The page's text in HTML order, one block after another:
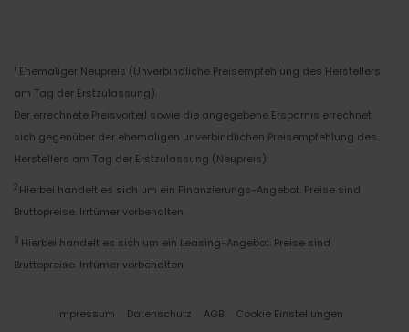
1 Ehemaliger Neupreis (Unverbindliche Preisempfehlung des Herstellers
am Tag der Erstzulassung).
Der errechnete Preisvorteil sowie die angegebene Ersparnis errechnet
sich gegenüber der ehemaligen unverbindlichen Preisempfehlung des
Herstellers am Tag der Erstzulassung (Neupreis).
2 Hierbei handelt es sich um ein Finanzierungs-Angebot. Preise sind
Bruttopreise. Irrtümer vorbehalten.
3 Hierbei handelt es sich um ein Leasing-Angebot. Preise sind
Bruttopreise. Irrtümer vorbehalten.
Impressum Datenschutz AGB
Cookie Einstellungen